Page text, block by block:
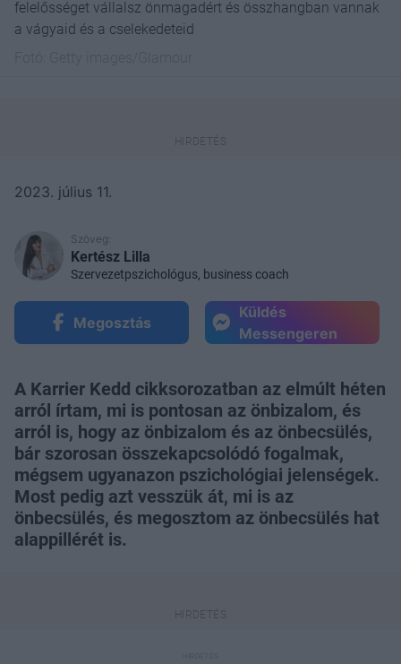
felelősséget vállalsz önmagadért és összhangban vannak
a vágyaid és a cselekedeteid
2023. július 11.
Szöveg:
Kertész Lilla
Szervezetpszichológus, business coach
Megosztás
Küldés
Messengeren
A Karrier Kedd cikksorozatban az elmúlt héten
arról írtam, mi is pontosan az önbizalom, és
arról is, hogy az önbizalom és az önbecsülés,
bár szorosan összekapcsolódó fogalmak,
mégsem ugyanazon pszichológiai jelenségek.
Most pedig azt vesszük át, mi is az
önbecsülés, és megosztom az önbecsülés hat
alappillérét is.